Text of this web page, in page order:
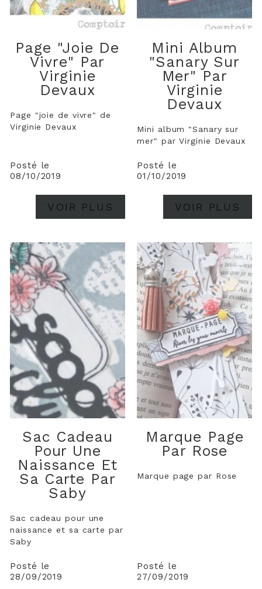
Page "joie De
Vivre" Par
Virginie
Devaux
Page "joie de vivre" de
Virginie Devaux
Posté le
08/10/2019
VOIR PLUS
Mini Album
"Sanary Sur
Mer" Par
Virginie
Devaux
Mini album "Sanary sur
mer" par Virginie Devaux
Posté le
01/10/2019
VOIR PLUS
Sac Cadeau
Pour Une
Naissance Et
Sa Carte Par
Saby
Sac cadeau pour une
naissance et sa carte par
Saby
Posté le
28/09/2019
Marque Page
Par Rose
Marque page par Rose
Posté le
27/09/2019